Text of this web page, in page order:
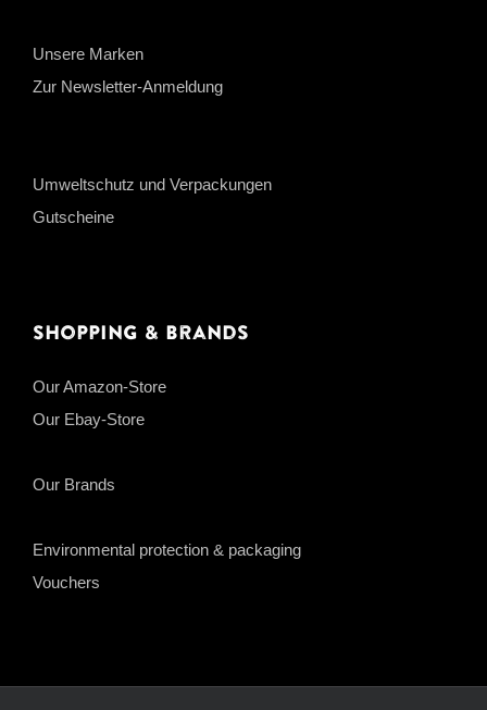
Unsere Marken
Zur Newsletter-Anmeldung
Umweltschutz und Verpackungen
Gutscheine
Shopping & Brands
Our Amazon-Store
Our Ebay-Store
Our Brands
Environmental protection & packaging
Vouchers